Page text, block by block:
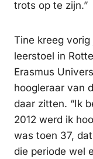
trots op te zijn.”
Tine kreeg
leerstoel in
Erasmus
hoogleraar van
daar zitten. “Ik
2012 werd ik
was toen 37,
die periode wel